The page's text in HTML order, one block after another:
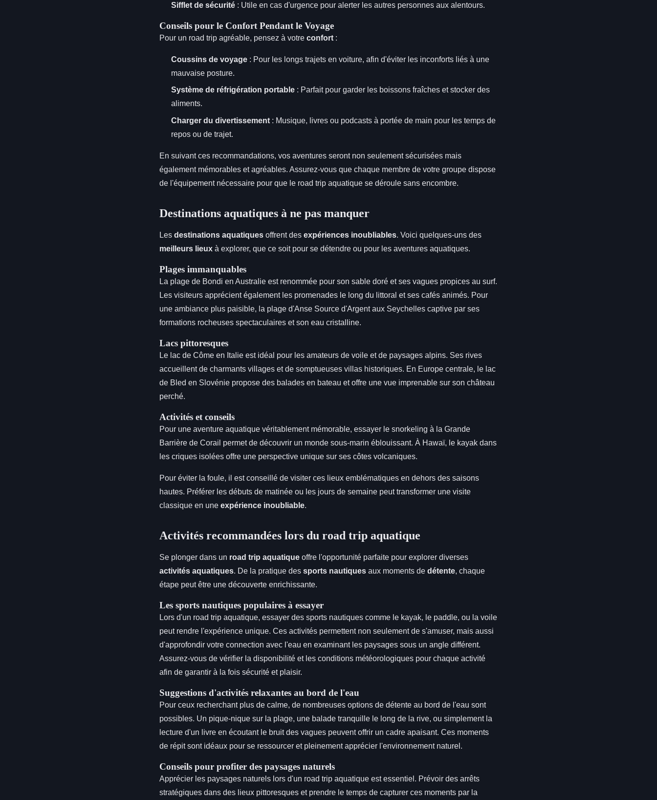
Sifflet de sécurité : Utile en cas d'urgence pour alerter les autres personnes aux alentours.
Conseils pour le Confort Pendant le Voyage
Pour un road trip agréable, pensez à votre confort :
Coussins de voyage : Pour les longs trajets en voiture, afin d'éviter les inconforts liés à une
mauvaise posture.
Système de réfrigération portable : Parfait pour garder les boissons fraîches et stocker des
aliments.
Charger du divertissement : Musique, livres ou podcasts à portée de main pour les temps de
repos ou de trajet.
En suivant ces recommandations, vos aventures seront non seulement sécurisées mais
également mémorables et agréables. Assurez-vous que chaque membre de votre groupe dispose
de l'équipement nécessaire pour que le road trip aquatique se déroule sans encombre.
Destinations aquatiques à ne pas manquer
Les destinations aquatiques offrent des expériences inoubliables. Voici quelques-uns des
meilleurs lieux à explorer, que ce soit pour se détendre ou pour les aventures aquatiques.
Plages immanquables
La plage de Bondi en Australie est renommée pour son sable doré et ses vagues propices au surf.
Les visiteurs apprécient également les promenades le long du littoral et ses cafés animés. Pour
une ambiance plus paisible, la plage d'Anse Source d'Argent aux Seychelles captive par ses
formations rocheuses spectaculaires et son eau cristalline.
Lacs pittoresques
Le lac de Côme en Italie est idéal pour les amateurs de voile et de paysages alpins. Ses rives
accueillent de charmants villages et de somptueuses villas historiques. En Europe centrale, le lac
de Bled en Slovénie propose des balades en bateau et offre une vue imprenable sur son château
perché.
Activités et conseils
Pour une aventure aquatique véritablement mémorable, essayer le snorkeling à la Grande
Barrière de Corail permet de découvrir un monde sous-marin éblouissant. À Hawaï, le kayak dans
les criques isolées offre une perspective unique sur ses côtes volcaniques.
Pour éviter la foule, il est conseillé de visiter ces lieux emblématiques en dehors des saisons
hautes. Préférer les débuts de matinée ou les jours de semaine peut transformer une visite
classique en une expérience inoubliable.
Activités recommandées lors du road trip aquatique
Se plonger dans un road trip aquatique offre l'opportunité parfaite pour explorer diverses
activités aquatiques. De la pratique des sports nautiques aux moments de détente, chaque
étape peut être une découverte enrichissante.
Les sports nautiques populaires à essayer
Lors d'un road trip aquatique, essayer des sports nautiques comme le kayak, le paddle, ou la voile
peut rendre l'expérience unique. Ces activités permettent non seulement de s'amuser, mais aussi
d'approfondir votre connection avec l'eau en examinant les paysages sous un angle différent.
Assurez-vous de vérifier la disponibilité et les conditions météorologiques pour chaque activité
afin de garantir à la fois sécurité et plaisir.
Suggestions d'activités relaxantes au bord de l'eau
Pour ceux recherchant plus de calme, de nombreuses options de détente au bord de l'eau sont
possibles. Un pique-nique sur la plage, une balade tranquille le long de la rive, ou simplement la
lecture d'un livre en écoutant le bruit des vagues peuvent offrir un cadre apaisant. Ces moments
de répit sont idéaux pour se ressourcer et pleinement apprécier l'environnement naturel.
Conseils pour profiter des paysages naturels
Apprécier les paysages naturels lors d'un road trip aquatique est essentiel. Prévoir des arrêts
stratégiques dans des lieux pittoresques et prendre le temps de capturer ces moments par la